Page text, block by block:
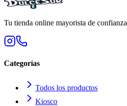
Tu tienda online mayorista de confianza
Categorías
Todos los productos
Kiosco